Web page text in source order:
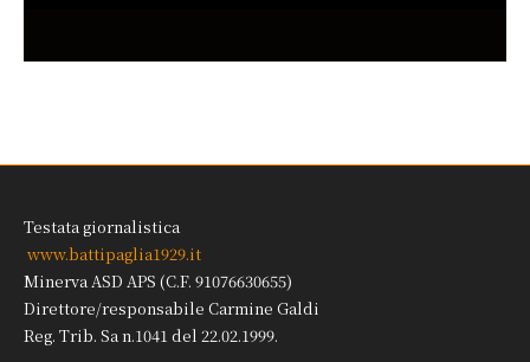
Testata giornalistica
www.battipaglia1929.it
Minerva ASD APS (C.F. 91076630655)
Direttore/responsabile Carmine Galdi
Reg. Trib. Sa n.1041 del 22.02.1999.